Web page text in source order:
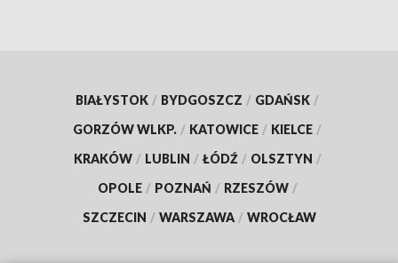
BIAŁYSTOK / BYDGOSZCZ / GDAŃSK /
GORZÓW WLKP. / KATOWICE / KIELCE /
KRAKÓW / LUBLIN / ŁÓDŹ / OLSZTYN /
OPOLE / POZNAŃ / RZESZÓW /
SZCZECIN / WARSZAWA / WROCŁAW